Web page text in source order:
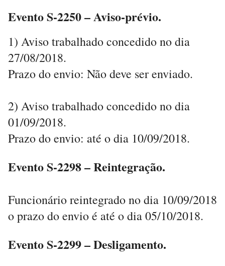
Evento S-2250 – Aviso-prévio.
1) Aviso trabalhado concedido no dia
27/08/2018.
Prazo do envio: Não deve ser enviado.
2) Aviso trabalhado concedido no dia
01/09/2018.
Prazo do envio: até o dia 10/09/2018.
Evento S-2298 – Reintegração.
Funcionário reintegrado no dia 10/09/2018
o prazo do envio é até o dia 05/10/2018.
Evento S-2299 – Desligamento.